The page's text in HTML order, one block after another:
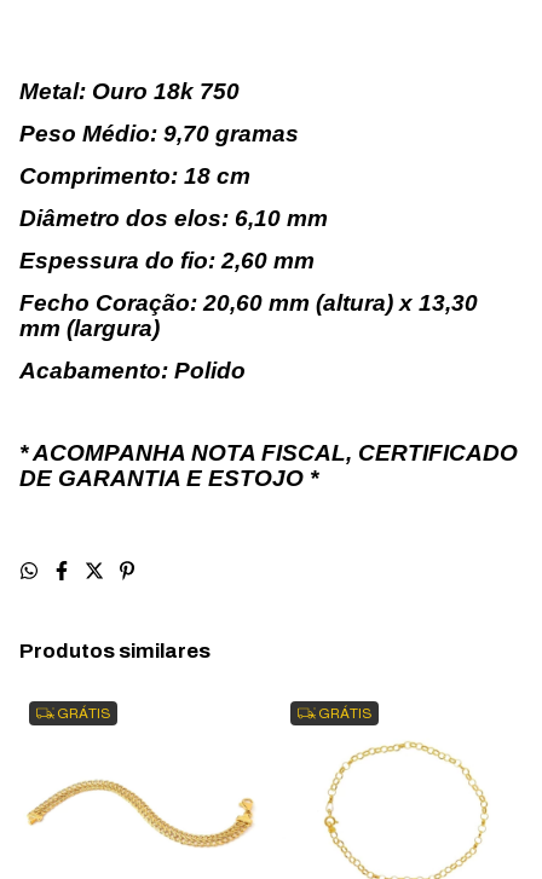
Metal: Ouro 18k 750
Peso Médio: 9,70 gramas
Comprimento: 18 cm
Diâmetro dos elos: 6,10 mm
Espessura do fio: 2,60 mm
Fecho Coração: 20,60 mm (altura) x 13,30
mm (largura)
Acabamento: Polido
* ACOMPANHA NOTA FISCAL, CERTIFICADO
DE GARANTIA E ESTOJO *
Produtos similares
GRÁTIS GRÁTIS